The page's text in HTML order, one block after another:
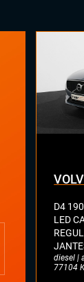
du
D4
LED
diesel |
77104